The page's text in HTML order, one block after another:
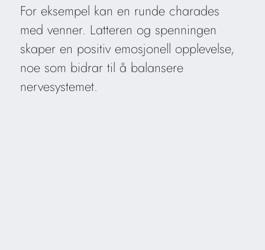
For eksempel kan en runde charades
med venner. Latteren og spenningen
skaper en positiv emosjonell opplevelse,
noe som bidrar til å balansere
nervesystemet.